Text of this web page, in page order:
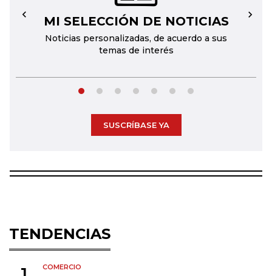
MI SELECCIÓN DE NOTICIAS
Noticias personalizadas, de acuerdo a sus
temas de interés
← →
SUSCRÍBASE YA
TENDENCIAS
COMERCIO